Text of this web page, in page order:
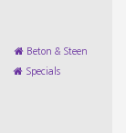
Beton & Steen
Specials